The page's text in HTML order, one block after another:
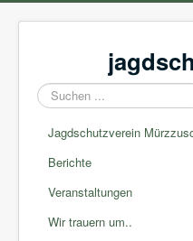
Suchen
...
Jagdschutzverein
Berichte
Veranstaltungen
Wir trauern um..